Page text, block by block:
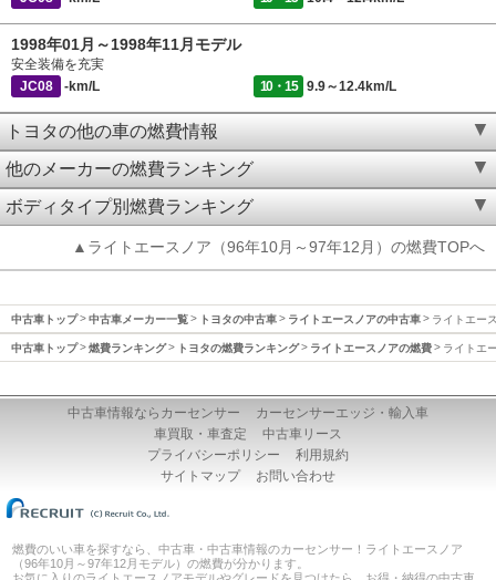
1998年01月～1998年11月モデル
安全装備を充実
JC08
-km/L 10・15 9.9～12.4km/L
トヨタの他の車の燃費情報
他のメーカーの燃費ランキング
ボディタイプ別燃費ランキング
▲ライトエースノア（96年10月～97年12月）の燃費TOPへ
中古車トップ 中古車メーカー一覧 トヨタの中古車 ライトエースノアの中古車 ライトエー
中古車トップ 燃費ランキング トヨタの燃費ランキング ライトエースノアの燃費 ライトエ
中古車情報ならカーセンサー
カーセンサーエッジ・輸入車
車買取・車査定
中古車リース
プライバシーポリシー
利用規約
サイトマップ
お問い合わせ
燃費のいい車を探すなら、中古車・中古車情報のカーセンサー！ライトエースノア
（96年10月～97年12月モデル）の燃費が分かります。